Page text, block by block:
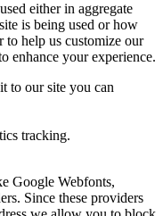
either in aggregate
is being used or how
to help us customize our
enhance your experience.
to our site you can
tracking.
Google Webfonts,
Since these providers